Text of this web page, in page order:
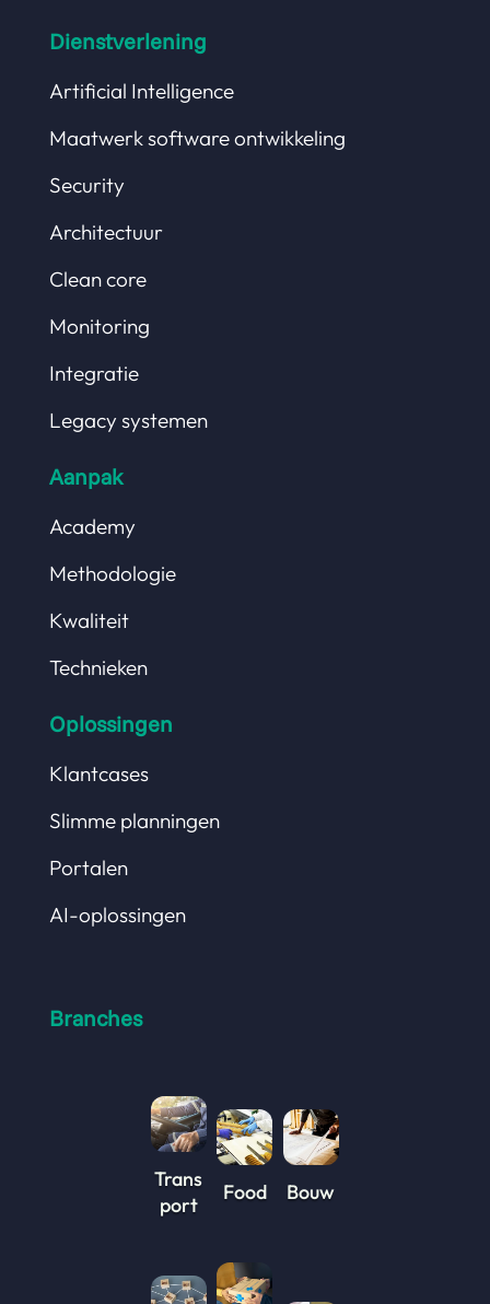
Dienstverlening
Artificial Intelligence
Maatwerk software ontwikkeling
Security
Architectuur
Clean core
Monitoring
Integratie
Legacy systemen
Aanpak
Academy
Methodologie
Kwaliteit
Technieken
Oplossingen
Klantcases
Slimme planningen
Portalen
AI-oplossingen
Branches
Trans
port
Food Bouw